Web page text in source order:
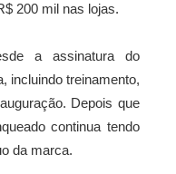
200 mil nas lojas.
a assinatura do
incluindo treinamento,
Depois que
continua tendo
da marca.